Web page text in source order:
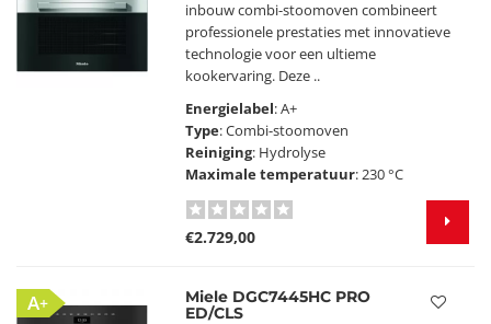
inbouw combi-stoomoven combineert
professionele prestaties met innovatieve
technologie voor een ultieme
kookervaring. Deze ..
Energielabel: A+
Type: Combi-stoomoven
Reiniging: Hydrolyse
Maximale temperatuur: 230 °C
€2.729,00
A+
Miele DGC7445HC PRO
ED/CLS